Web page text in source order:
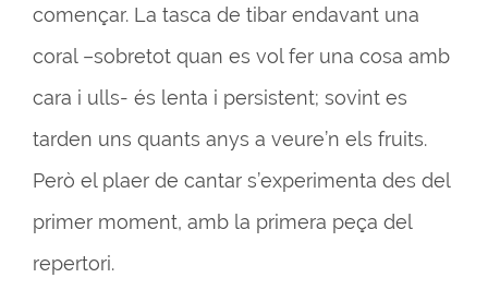
començar. La tasca de tibar endavant una
coral –sobretot quan es vol fer una cosa amb
cara i ulls- és lenta i persistent; sovint es
tarden uns quants anys a veure’n els fruits.
Però el plaer de cantar s’experimenta des del
primer moment, amb la primera peça del
repertori.